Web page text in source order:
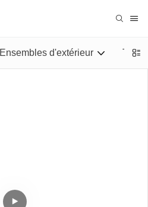
Ensembles d'extérieur